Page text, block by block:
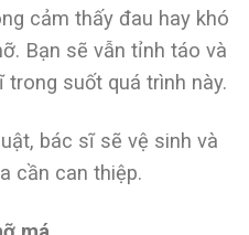
cảm thấy đau hay khó
Bạn sẽ vẫn tỉnh táo và
suốt quá trình này.
bác sĩ sẽ vệ sinh và
cần can thiệp.